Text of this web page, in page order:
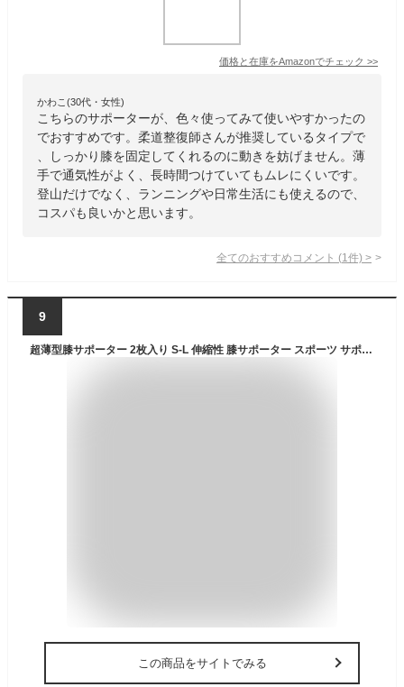
価格と在庫をAmazonでチェック >>
かわこ(30代・女性)
こちらのサポーターが、色々使ってみて使いやすかったの
でおすすめです。柔道整復師さんが推奨しているタイプで
、しっかり膝を固定してくれるのに動きを妨げません。薄
手で通気性がよく、長時間つけていてもムレにくいです。
登山だけでなく、ランニングや日常生活にも使えるので、
コスパも良いかと思います。
全てのおすすめコメント (1 件) >
9
超薄型膝サポーター 2枚入り S-L 伸縮性 膝サポーター スポーツ サポーター ニーガード 膝ベルト ひざ ヒザ 膝 プロテクター 膝皿固定 膝固定 膝痛 ひざ痛 関節 保護 怪我防止 傷害予防 関節靭帯保護 スポーツケア 男女兼用 登山 ランニング
この商品をサイトでみる